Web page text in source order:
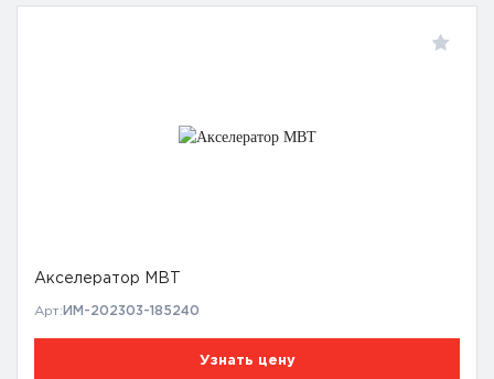
Акселератор MBT
Арт: ИМ-202303-185240
Узнать цену